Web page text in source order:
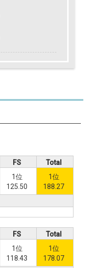
FS
1位
125.50
Total
1位
188.27
FS
1位
118.43
Total
1位
178.07